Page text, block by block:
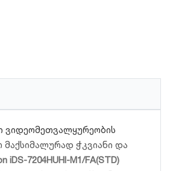
ვიდეომეთვალყურეობის
მაქსიმალურად ჭკვიანი და
iDS-7204HUHI-M1/FA(STD)